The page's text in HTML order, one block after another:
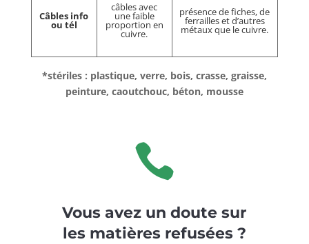
Câbles info
ou tél
câbles avec
une faible
proportion en
cuivre.
présence de fiches, de
ferrailles et d’autres
métaux que le cuivre.
*stériles : plastique, verre, bois, crasse, graisse,
peinture, caoutchouc, béton, mousse

Vous avez un doute sur
les matières refusées ?